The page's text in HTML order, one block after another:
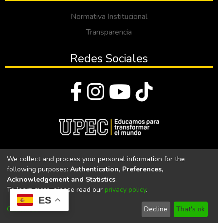
ES
Normativa Institucional
Transparencia
Redes Sociales
Universidad Politécnica Estatal del Carchi
Universidad Politécnica Estatal del Carchi | Acreditada por el
CACES Resolución N°. 160-SE-33-CACES-2020
We collect and process your personal information for the
following purposes: Authentication, Preferences,
Acknowledgement and Statistics.
To learn more, please read our privacy policy.
Customize Decline That's ok